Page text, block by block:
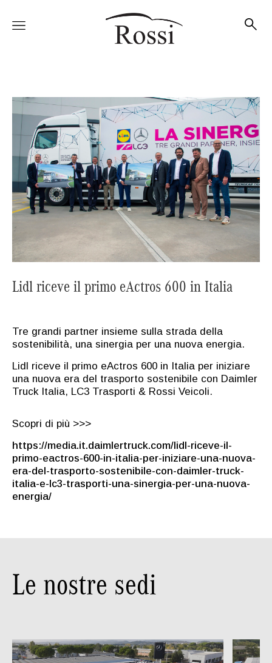
Veicoli
Officina
Accessori e Collection
Lidl riceve il primo eActros 600 in Italia
Tre grandi partner insieme sulla strada della
sostenibilità, una sinergia per una nuova energia.
Lidl riceve il primo eActros 600 in Italia per iniziare
una nuova era del trasporto sostenibile con Daimler
Truck Italia, LC3 Trasporti & Rossi Veicoli.
Scopri di più >>>
https://media.it.daimlertruck.com/lidl-riceve-il-
primo-eactros-600-in-italia-per-iniziare-una-nuova-
era-del-trasporto-sostenibile-con-daimler-truck-
italia-e-lc3-trasporti-una-sinergia-per-una-nuova-
energia/
Le nostre sedi